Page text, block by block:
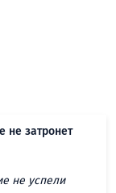
не затронет
не успели